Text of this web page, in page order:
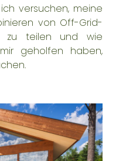
versuchen, meine
von Off-Grid-
zu teilen und wie
geholfen haben,